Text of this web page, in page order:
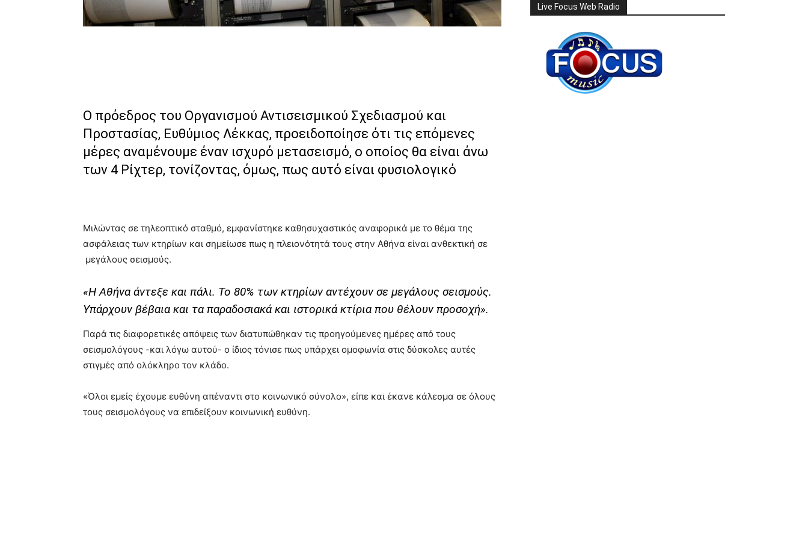
Ο πρόεδρος του Οργανισμού Αντισεισμικού Σχεδιασμού και
Προστασίας, Ευθύμιος Λέκκας, προειδοποίησε ότι τις επόμενες
μέρες αναμένουμε έναν ισχυρό μετασεισμό, ο οποίος θα είναι άνω
των 4 Ρίχτερ, τονίζοντας, όμως, πως αυτό είναι φυσιολογικό
Μιλώντας σε τηλεοπτικό σταθμό, εμφανίστηκε καθησυχαστικός αναφορικά με το θέμα της
ασφάλειας των κτηρίων και σημείωσε πως η πλειονότητά τους στην Αθήνα είναι ανθεκτική σε
μεγάλους σεισμούς.
«Η Αθήνα άντεξε και πάλι. Το 80% των κτηρίων αντέχουν σε μεγάλους σεισμούς.
Υπάρχουν βέβαια και τα παραδοσιακά και ιστορικά κτίρια που θέλουν προσοχή».
Παρά τις διαφορετικές απόψεις των διατυπώθηκαν τις προηγούμενες ημέρες από τους
σεισμολόγους -και λόγω αυτού- ο ίδιος τόνισε πως υπάρχει ομοφωνία στις δύσκολες αυτές
στιγμές από ολόκληρο τον κλάδο.
«Όλοι εμείς έχουμε ευθύνη απέναντι στο κοινωνικό σύνολο», είπε και έκανε κάλεσμα σε όλους
τους σεισμολόγους να επιδείξουν κοινωνική ευθύνη.
Live Focus Web Radio